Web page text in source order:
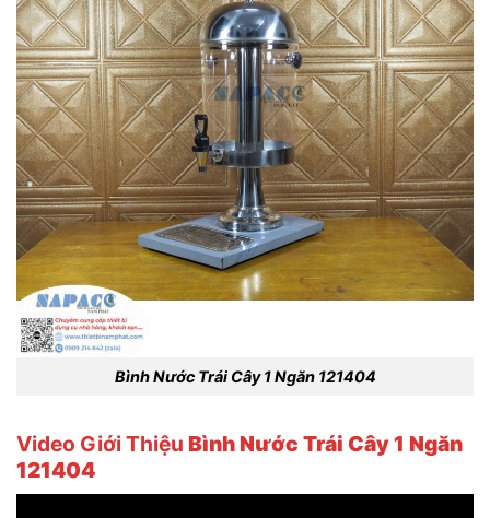
Bình Nước Trái Cây 1 Ngăn 121404
Video Giới Thiệu Bình Nước Trái Cây 1 Ngăn
121404